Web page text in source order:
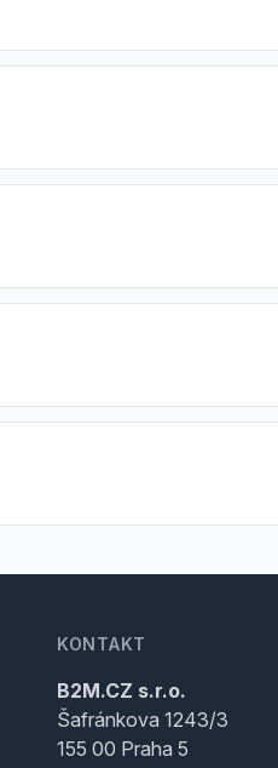
KONTAKT
B2M.CZ s.r.o.
Šafránkova 1243/3
155 00 Praha 5